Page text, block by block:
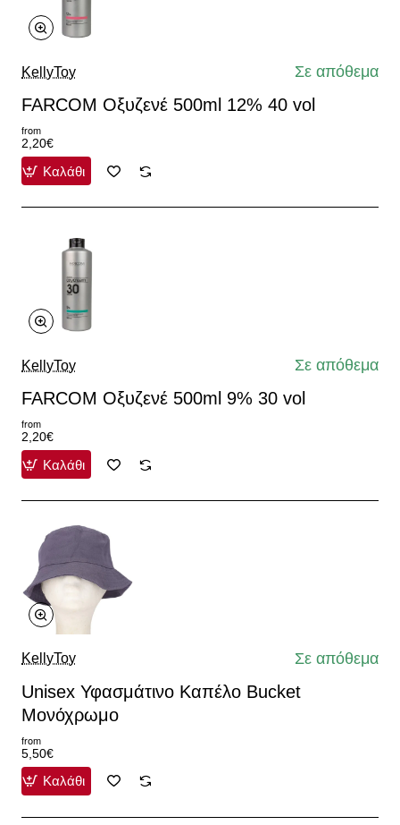
KellyToy Σε απόθεμα
FARCOM Οξυζενέ 500ml 12% 40 vol
from
2,20€
Καλάθι
KellyToy Σε απόθεμα
FARCOM Οξυζενέ 500ml 9% 30 vol
from
2,20€
Καλάθι
KellyToy Σε απόθεμα
Unisex Υφασμάτινο Καπέλο Bucket
Μονόχρωμο
from
5,50€
Καλάθι